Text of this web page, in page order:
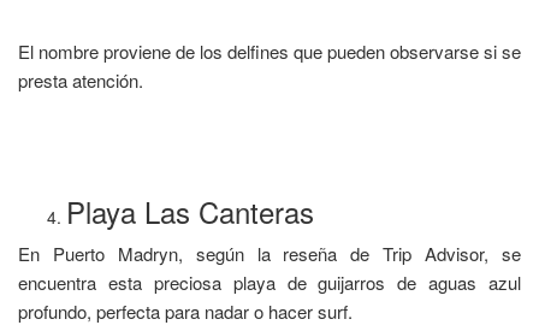
El nombre proviene de los delfines que pueden observarse si se
presta atención.
Playa Las Canteras
En Puerto Madryn, según la reseña de Trip Advisor, se
encuentra esta preciosa playa de guijarros de aguas azul
profundo, perfecta para nadar o hacer surf.